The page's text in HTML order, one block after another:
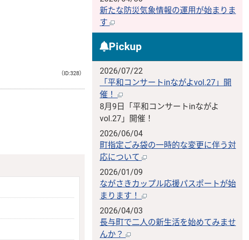
（ID:328）
新たな防災気象情報の運用が始まりま
す
Pickup
2026/07/22
「平和コンサートinながよvol.27」開
催！
8月9日「平和コンサートinながよ
vol.27」開催！
2026/06/04
町指定ごみ袋の一時的な変更に伴う対
応について
2026/01/09
ながさきカップル応援パスポートが始
まります！
2026/04/03
長与町で二人の新生活を始めてみませ
んか？